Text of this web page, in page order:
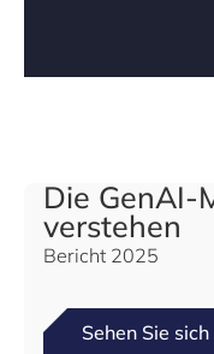
Die GenAI-
verstehen
Bericht 2025
Sehen Sie